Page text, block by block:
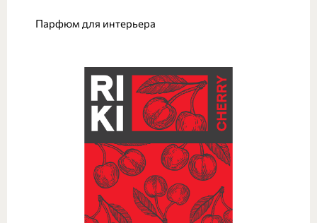
Парфюм для интерьера